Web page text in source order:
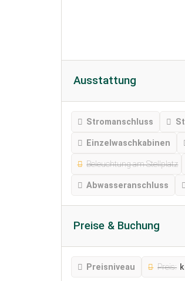
Ausstattung
Stromanschluss
Einzelwaschkabinen
Beleuchtung am Stellplatz
Abwasseranschluss
Preise & Buchung
Preisniveau Preis: